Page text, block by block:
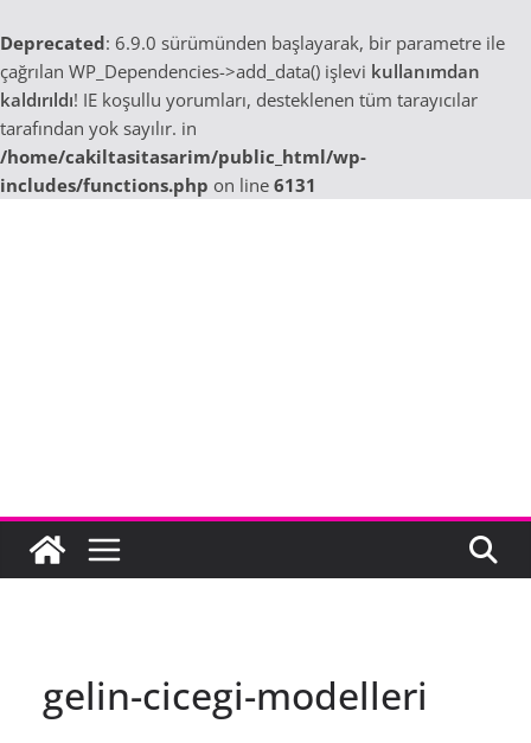
Deprecated: 6.9.0 sürümünden başlayarak, bir parametre ile
çağrılan WP_Dependencies->add_data() işlevi kullanımdan
kaldırıldı! IE koşullu yorumları, desteklenen tüm tarayıcılar
tarafından yok sayılır. in
/home/cakiltasitasarim/public_html/wp-
includes/functions.php on line 6131
gelin-cicegi-modelleri